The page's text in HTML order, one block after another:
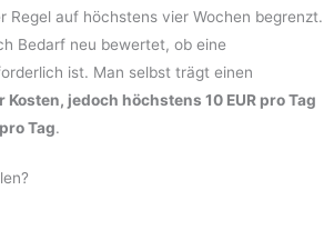
Regel auf höchstens vier Wochen begrenzt.
Bedarf neu bewertet, ob eine
ist. Man selbst trägt einen
Kosten, jedoch höchstens 10 EUR pro Tag
Tag.